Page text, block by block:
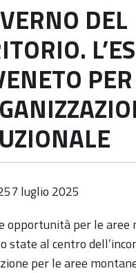
DEL
7 luglio 2025
opportunità per le aree
state al centro
per le aree